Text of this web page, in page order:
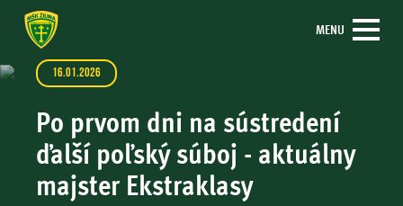
MENU
16.01.2026
Po prvom dni na sústredení
ďalší poľský súboj - aktuálny
majster Ekstraklasy